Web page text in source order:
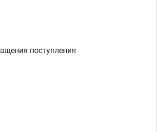
поступления